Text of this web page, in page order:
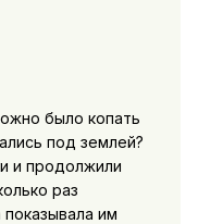
было копать
под землей?
и продолжили
раз
им